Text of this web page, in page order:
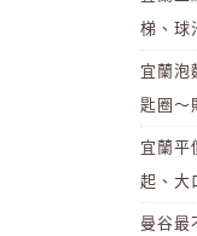
梯、球
宜蘭泡
匙圈～
宜蘭平
起、大
曼谷最